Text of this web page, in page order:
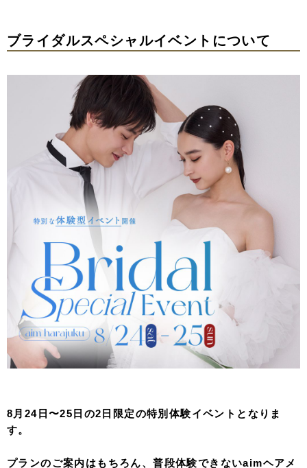
ブライダルスペシャルイベントについて
8月24日〜25日の2日限定の特別体験イベントとなりま
す。
プランのご案内はもちろん、普段体験できないaimヘアメ